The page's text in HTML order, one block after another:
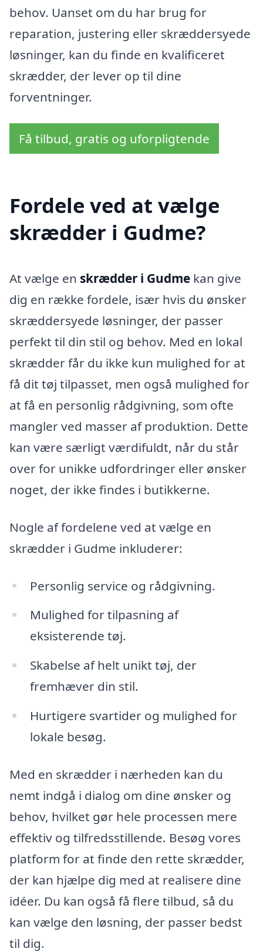
behov. Uanset om du har brug for
reparation, justering eller skræddersyede
løsninger, kan du finde en kvalificeret
skrædder, der lever op til dine
forventninger.
Få tilbud, gratis og uforpligtende
Fordele ved at vælge
skrædder i Gudme?
At vælge en skrædder i Gudme kan give
dig en række fordele, især hvis du ønsker
skræddersyede løsninger, der passer
perfekt til din stil og behov. Med en lokal
skrædder får du ikke kun mulighed for at
få dit tøj tilpasset, men også mulighed for
at få en personlig rådgivning, som ofte
mangler ved masser af produktion. Dette
kan være særligt værdifuldt, når du står
over for unikke udfordringer eller ønsker
noget, der ikke findes i butikkerne.
Nogle af fordelene ved at vælge en
skrædder i Gudme inkluderer:
Personlig service og rådgivning.
Mulighed for tilpasning af
eksisterende tøj.
Skabelse af helt unikt tøj, der
fremhæver din stil.
Hurtigere svartider og mulighed for
lokale besøg.
Med en skrædder i nærheden kan du
nemt indgå i dialog om dine ønsker og
behov, hvilket gør hele processen mere
effektiv og tilfredsstillende. Besøg vores
platform for at finde den rette skrædder,
der kan hjælpe dig med at realisere dine
idéer. Du kan også få flere tilbud, så du
kan vælge den løsning, der passer bedst
til dig.